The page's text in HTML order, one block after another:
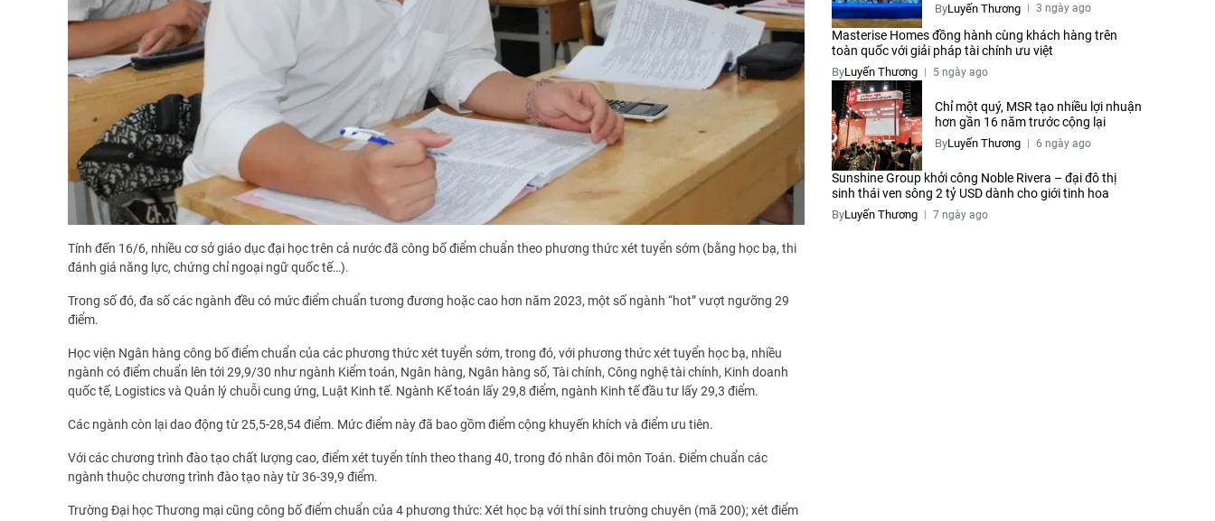
Tính đến 16/6, nhiều cơ sở giáo dục đại học trên cả nước đã công bố điểm chuẩn theo phương thức xét tuyển sớm (bằng học bạ, thi
đánh giá năng lực, chứng chỉ ngoại ngữ quốc tế…).
Trong số đó, đa số các ngành đều có mức điểm chuẩn tương đương hoặc cao hơn năm 2023, một số ngành “hot” vượt ngưỡng 29
điểm.
Học viện Ngân hàng công bố điểm chuẩn của các phương thức xét tuyển sớm, trong đó, với phương thức xét tuyển học bạ, nhiều
ngành có điểm chuẩn lên tới 29,9/30 như ngành Kiểm toán, Ngân hàng, Ngân hàng số, Tài chính, Công nghệ tài chính, Kinh doanh
quốc tế, Logistics và Quản lý chuỗi cung ứng, Luật Kinh tế. Ngành Kế toán lấy 29,8 điểm, ngành Kinh tế đầu tư lấy 29,3 điểm.
Các ngành còn lại dao động từ 25,5-28,54 điểm. Mức điểm này đã bao gồm điểm cộng khuyến khích và điểm ưu tiên.
Với các chương trình đào tạo chất lượng cao, điểm xét tuyển tính theo thang 40, trong đó nhân đôi môn Toán. Điểm chuẩn các
ngành thuộc chương trình đào tạo này từ 36-39,9 điểm.
Trường Đại học Thương mại cũng công bố điểm chuẩn của 4 phương thức: Xét học bạ với thí sinh trường chuyên (mã 200); xét điểm
ByLuyến Thương 3 ngày ago
Masterise Homes đồng hành cùng khách hàng trên
toàn quốc với giải pháp tài chính ưu việt
ByLuyến Thương 5 ngày ago
Chỉ một quý, MSR tạo nhiều lợi nhuận
hơn gần 16 năm trước cộng lại
ByLuyến Thương 6 ngày ago
Sunshine Group khởi công Noble Rivera – đại đô thị
sinh thái ven sông 2 tỷ USD dành cho giới tinh hoa
ByLuyến Thương 7 ngày ago